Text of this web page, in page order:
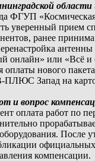
ФГУП
уверенный прием
ранее
онлайн» или «Всё и
оплаты нового
ПЛЮС Запад на
и вопрос
оплата работ по
После
компенсации.